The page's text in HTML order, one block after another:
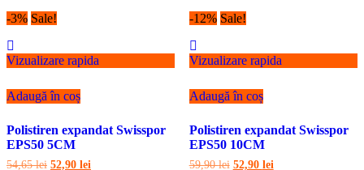
54,65 lei.
59,99 lei.
-3% Sale!
Vizualizare rapida
Adaugă în coș
Polistiren expandat Swisspor
EPS50 5CM
54,65lei Prețul
52,90 lei
-12% Sale!
Vizualizare rapida
Adaugă în coș
Polistiren expandat Swisspor
EPS50 10CM
59,90lei Prețul
52,90 leiPrețul